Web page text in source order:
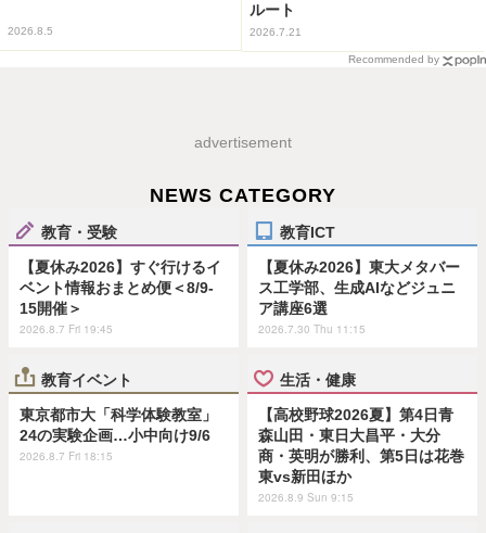
2026.8.5
ルート
2026.7.21
Recommended by
advertisement
NEWS CATEGORY
教育・受験
【夏休み2026】すぐ行けるイ
ベント情報おまとめ便＜8/9-
15開催＞
2026.8.7 Fri 19:45
教育ICT
【夏休み2026】東大メタバー
ス工学部、生成AIなどジュニ
ア講座6選
2026.7.30 Thu 11:15
教育イベント
東京都市大「科学体験教室」
24の実験企画…小中向け9/6
2026.8.7 Fri 18:15
生活・健康
【高校野球2026夏】第4日青
森山田・東日大昌平・大分
商・英明が勝利、第5日は花巻
東vs新田ほか
2026.8.9 Sun 9:15